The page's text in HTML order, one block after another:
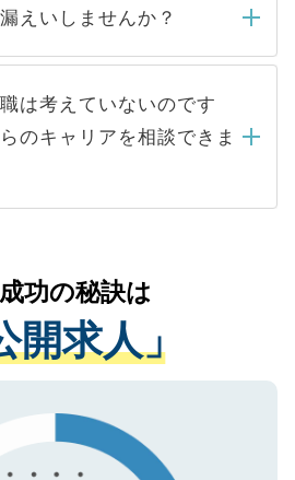
けるため 人気のある医療機
まうと、応募が殺到する場
求める条件に合った人材の
社に依頼するケースが増え
応募先から内定をいただい
要はありません。内定先へ
キャリアパートナーが行い
えいしませんか？
いすることはありませんの
さい。当サイトからの登録
ご登録者様の個人情報は、
アアップおよび転職活動の
用いたします。お預かりし
個人データはご本人の許可
取り扱いについての厳密な
した事業者のみに付与され
ーマークを取得済みです。
関してもご安心ください。
は考えていないのです
のキャリアを相談できま
在の医療機関の状況や紹介
がら、適切なアドバイスを
ます。すぐにご転職をされ
期的なサポートが可能です
登録ください。
功の秘訣は
開求人」